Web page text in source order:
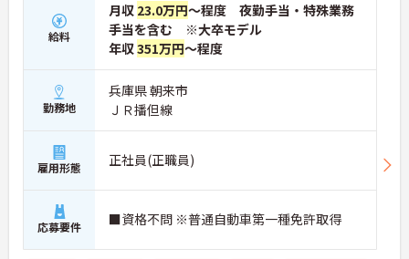
給料
月収 23.0万円～程度 夜勤手当・特殊業務
手当を含む ※大卒モデル
年収351万円～程度
勤務地
兵庫県 朝来市
ＪＲ播但線
雇用形態 正社員(正職員)
応募要件 ■資格不問 ※普通自動車第一種免許取得